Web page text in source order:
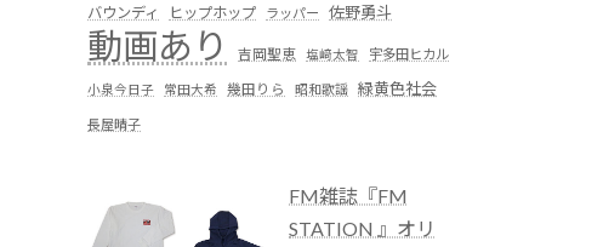
バウンディ ヒップホップ ラッパー 佐野勇斗
動画あり 吉岡聖恵 塩﨑太智 宇多田ヒカル
小泉今日子 常田大希 幾田りら 昭和歌謡 緑黄色社会
長屋晴子
FM雑誌『FM
STATION 』オリ